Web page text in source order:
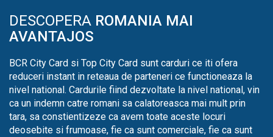
DESCOPERA ROMANIA MAI
AVANTAJOS
BCR City Card si Top City Card sunt carduri ce iti ofera
reduceri instant in reteaua de parteneri ce functioneaza la
nivel national. Cardurile fiind dezvoltate la nivel national, vin
ca un indemn catre romani sa calatoreasca mai mult prin
tara, sa constientizeze ca avem toate aceste locuri
deosebite si frumoase, fie ca sunt comerciale, fie ca sunt